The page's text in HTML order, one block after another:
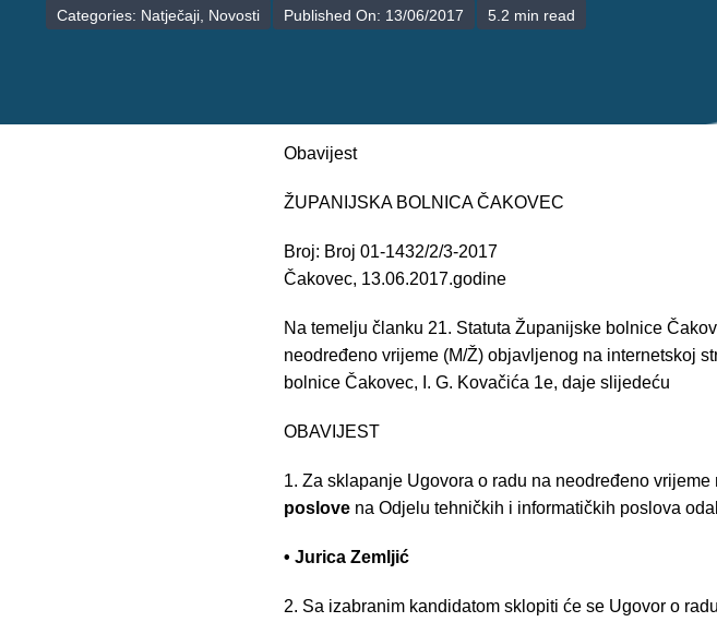
Categories: Natječaji, Novosti Published On: 13/06/2017 5.2 min read
Obavijest
ŽUPANIJSKA BOLNICA ČAKOVEC
Broj: Broj 01-1432/2/3-2017
Čakovec, 13.06.2017.godine
Na temelju članku 21. Statuta Županijske bolnice
neodređeno vrijeme (M/Ž) objavljenog na internetskoj
bolnice Čakovec, I. G. Kovačića 1e, daje slijedeću
OBAVIJEST
1. Za sklapanje Ugovora o radu na neodređeno
poslove na Odjelu tehničkih i informatičkih poslova
• Jurica Zemljić
2. Sa izabranim kandidatom sklopiti će se Ugovor o